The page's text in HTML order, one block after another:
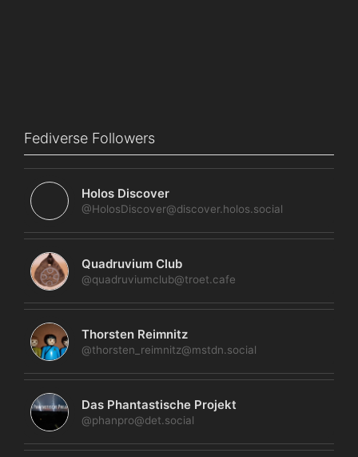
Fediverse Followers
Holos Discover
@HolosDiscover@discover.holos.social
Quadruvium Club
@quadruviumclub@troet.cafe
Thorsten Reimnitz
@thorsten_reimnitz@mstdn.social
Das Phantastische Projekt
@phanpro@det.social